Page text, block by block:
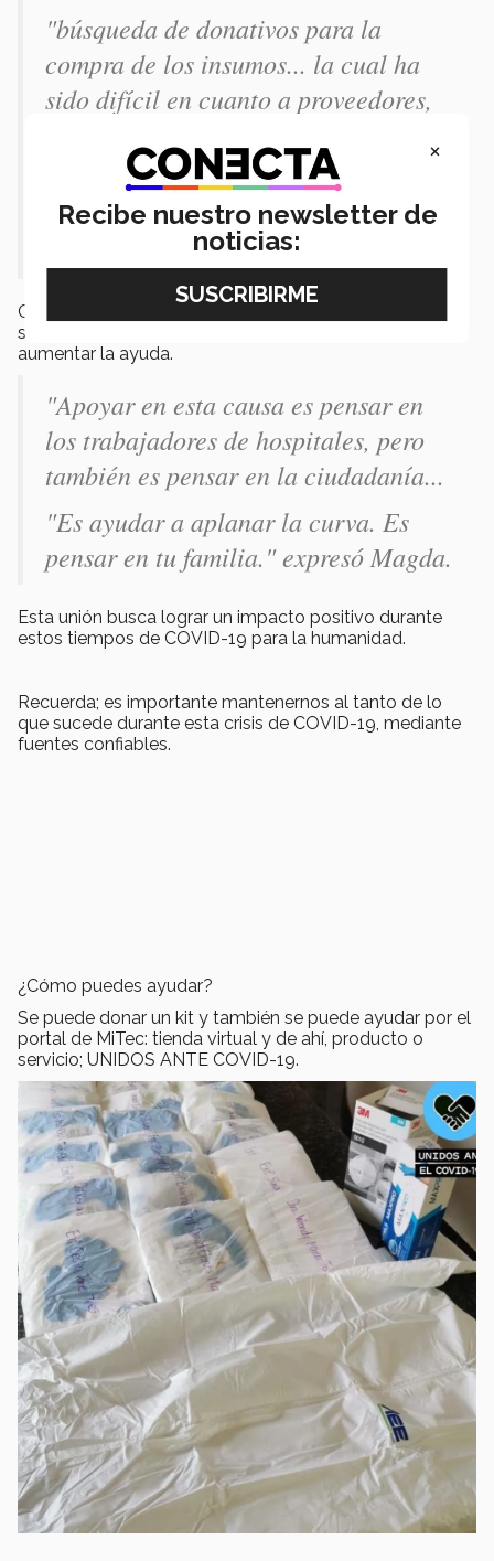
"búsqueda de donativos para la
compra de los insumos... la cual ha
sido difícil en cuanto a proveedores,
"ya que hay desabasto a nivel
mundial de productos necesarios y los
precios incrementan demasiado."
explicó Morales.
Cabe mencionar, que esta organización ya se está
sumando a más iniciativas con el mismo fin buscando
aumentar la ayuda.
"Apoyar en esta causa es pensar en
los trabajadores de hospitales, pero
también es pensar en la ciudadanía...
"Es ayudar a aplanar la curva. Es
pensar en tu familia." expresó Magda.
Esta unión busca lograr un impacto positivo durante
estos tiempos de COVID-19 para la humanidad.
Recuerda; es importante mantenernos al tanto de lo
que sucede durante esta crisis de COVID-19, mediante
fuentes confiables.
¿Cómo puedes ayudar?
Se puede donar un kit y también se puede ayudar por el
portal de MiTec: tienda virtual y de ahí, producto o
servicio; UNIDOS ANTE COVID-19.
×
Recibe nuestro newsletter de
noticias: